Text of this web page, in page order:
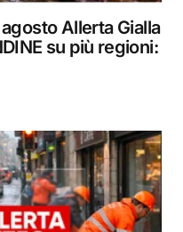
Allerta Gialla
su più regioni: